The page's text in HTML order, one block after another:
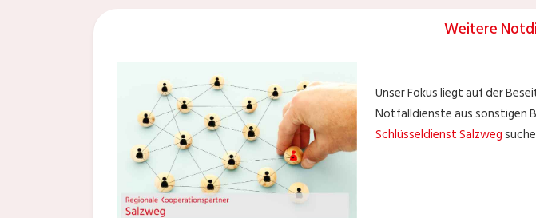
Weitere
Unser Fokus liegt auf der
Notfalldienste aus sonstigen
Schlüsseldienst Salzweg